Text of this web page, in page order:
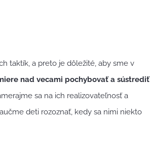
taktík, a preto je dôležité, aby sme v
nad vecami pochybovať a sústrediť
sa na ich realizovateľnosť a
deti rozoznať, kedy sa nimi niekto